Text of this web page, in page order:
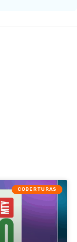
COBERTURAS